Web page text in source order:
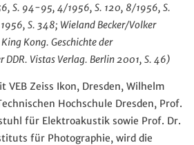
S. 94-95, 4/1956, S. 120, 8/1956, S.
S. 348; Wieland Becker/Volker
Kong. Geschichte der
Vistas Verlag. Berlin 2001, S. 46)
VEB Zeiss Ikon, Dresden, Wilhelm
Hochschule Dresden, Prof.
für Elektroakustik sowie Prof. Dr.
für Photographie, wird die